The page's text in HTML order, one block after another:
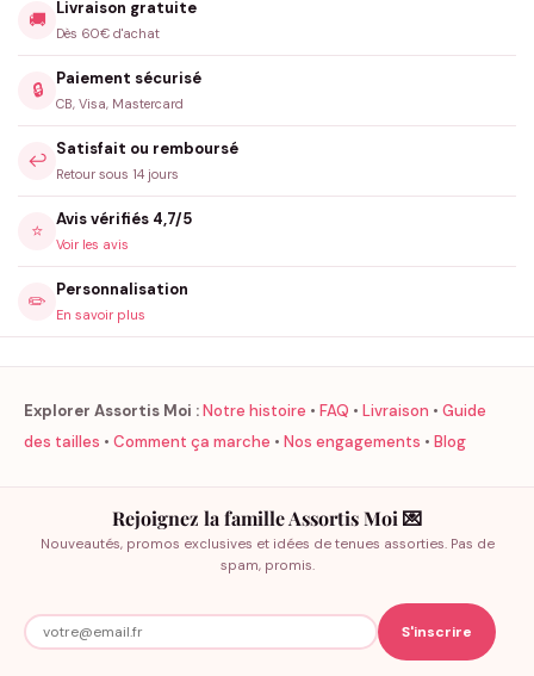
🚚
Livraison gratuite
Dès 60€ d'achat
🔒
Paiement sécurisé
CB, Visa, Mastercard
↩️
Satisfait ou remboursé
Retour sous 14 jours
⭐
Avis vérifiés 4,7/5
Voir les avis
✏️
Personnalisation
En savoir plus
Explorer Assortis Moi :Notre histoire • FAQ • Livraison • Guide
des tailles • Comment ça marche • Nos engagements • Blog
Rejoignez la famille Assortis Moi 💌
Nouveautés, promos exclusives et idées de tenues assorties. Pas de
spam, promis.